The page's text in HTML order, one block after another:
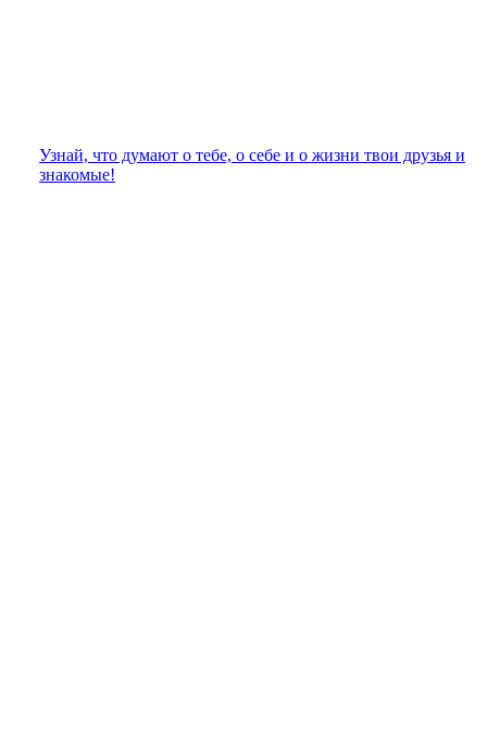
Узнай, что думают о тебе, о себе и о жизни твои друзья и
знакомые!